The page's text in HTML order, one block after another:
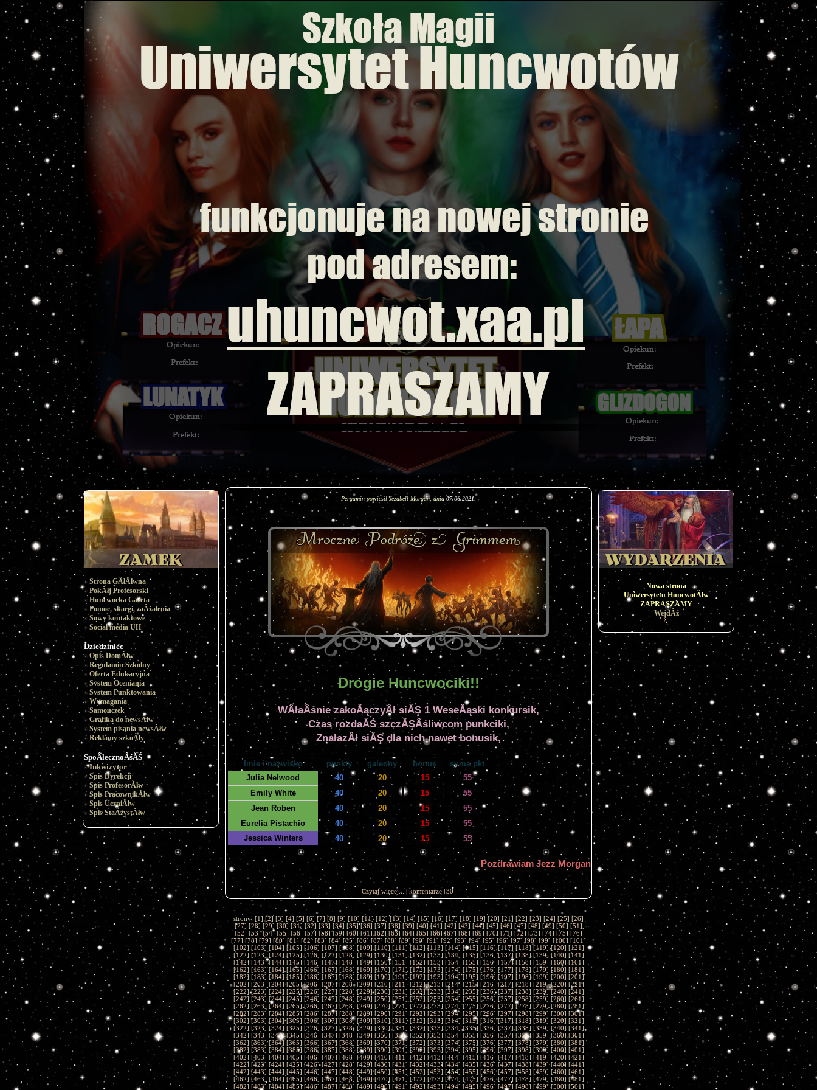
Strona GÂłĂłwna
PokĂłj Profesorski
Huncwocka Gazeta
Pomoc, skargi, zaÂżalenia
Sowy kontaktowe
Social media UH
Dziedziniec
Opis DomĂłw
Regulamin Szkolny
Oferta Edukacyjna
System Oceniania
System Punktowania
Wymagania
Samouczek
Grafika do newsĂłw
System pisania newsĂłw
Reklamy szkoÂły
SpoÂłecznoÂśĂŚ
Inkwizytor
Spis Dyrekcji
Spis ProfesorĂłw
Spis PracownikĂłw
Spis UczniĂłw
Spis StaÂżystĂłw
Pergamin powiesił Jezabell Morgan, dnia 07.06.2021
Drogie Huncwociki!!
WÂłaÂśnie zakoĂączyÂł siĂŞ 1 WeseĂąski konkursik,
Czas rozdaĂŚ szczĂŞÂśliwcom punkciki,
ZnalazÂł siĂŞ dla nich nawet bonusik,
Imie i nazwisko punkty galeony bonus
suma pkt
Julia Nelwood
40 20 15
55
Emily White
40 20 15
55
Jean Roben
40 20 15
55
Eurelia Pistachio
40 20 15
55
Jessica Winters
40 20 15 55
Pozdrawiam Jezz Morgan
Czytaj więcej...| komentarze[30]
strony: [1] [2] [3] [4] [5] [6] [7] [8] [9] [10] [11] [12] [13] [14] [15] [16] [17] [18] [19] [20] [21] [22] [23] [24] [25] [26]
[27] [28] [29] [30] [31] [32] [33] [34] [35] [36] [37] [38] [39] [40] [41] [42] [43] [44] [45] [46] [47] [48] [49] [50] [51]
[52] [53] [54] [55] [56] [57] [58] [59] [60] [61] [62] [63] [64] [65] [66] [67] [68] [69] [70] [71] [72] [73] [74] [75] [76]
[77] [78] [79] [80] [81] [82] [83] [84] [85] [86] [87] [88] [89] [90] [91] [92] [93] [94] [95] [96] [97] [98] [99] [100] [101]
[102] [103] [104] [105] [106] [107] [108] [109] [110] [111] [112] [113] [114] [115] [116] [117] [118] [119] [120] [121]
[122] [123] [124] [125] [126] [127] [128] [129] [130] [131] [132] [133] [134] [135] [136] [137] [138] [139] [140] [141]
[142] [143] [144] [145] [146] [147] [148] [149] [150] [151] [152] [153] [154] [155] [156] [157] [158] [159] [160] [161]
[162] [163] [164] [165] [166] [167] [168] [169] [170] [171] [172] [173] [174] [175] [176] [177] [178] [179] [180] [181]
[182] [183] [184] [185] [186] [187] [188] [189] [190] [191] [192] [193] [194] [195] [196] [197] [198] [199] [200] [201]
[202] [203] [204] [205] [206] [207] [208] [209] [210] [211] [212] [213] [214] [215] [216] [217] [218] [219] [220] [221]
[222] [223] [224] [225] [226] [227] [228] [229] [230] [231] [232] [233] [234] [235] [236] [237] [238] [239] [240] [241]
[242] [243] [244] [245] [246] [247] [248] [249] [250] [251] [252] [253] [254] [255] [256] [257] [258] [259] [260] [261]
[262] [263] [264] [265] [266] [267] [268] [269] [270] [271] [272] [273] [274] [275] [276] [277] [278] [279] [280] [281]
[282] [283] [284] [285] [286] [287] [288] [289] [290] [291] [292] [293] [294] [295] [296] [297] [298] [299] [300] [301]
[302] [303] [304] [305] [306] [307] [308] [309] [310] [311] [312] [313] [314] [315] [316] [317] [318] [319] [320] [321]
[322] [323] [324] [325] [326] [327] [328] [329] [330] [331] [332] [333] [334] [335] [336] [337] [338] [339] [340] [341]
[342] [343] [344] [345] [346] [347] [348] [349] [350] [351] [352] [353] [354] [355] [356] [357] [358] [359] [360] [361]
[362] [363] [364] [365] [366] [367] [368] [369] [370] [371] [372] [373] [374] [375] [376] [377] [378] [379] [380] [381]
[382] [383] [384] [385] [386] [387] [388] [389] [390] [391] [392] [393] [394] [395] [396] [397] [398] [399] [400] [401]
[402] [403] [404] [405] [406] [407] [408] [409] [410] [411] [412] [413] [414] [415] [416] [417] [418] [419] [420] [421]
[422] [423] [424] [425] [426] [427] [428] [429] [430] [431] [432] [433] [434] [435] [436] [437] [438] [439] [440] [441]
[442] [443] [444] [445] [446] [447] [448] [449] [450] [451] [452] [453] [454] [455] [456] [457] [458] [459] [460] [461]
[462] [463] [464] [465] [466] [467] [468] [469] [470] [471] [472] [473] [474] [475] [476] [477] [478] [479] [480] [481]
[482] [483] [484] [485] [486] [487] [488] [489] [490] [491] [492] [493] [494] [495] [496] [497] [498] [499] [500] [501]
Nowa strona
Uniwersytetu HuncwotĂłw
ZAPRASZAMY
WejdÂź
Â